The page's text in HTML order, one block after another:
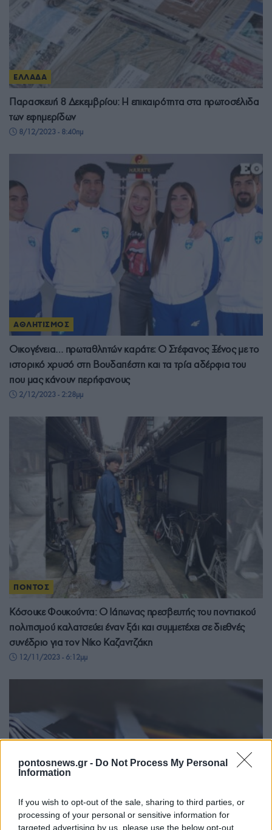
pontosnews.gr - Do Not Process My Personal
Information
If you wish to opt-out of the sale, sharing to third parties, or
processing of your personal or sensitive information for
targeted advertising by us, please use the below opt-out
ΕΛΛΑΔΑ
Παρασκευή 8 Δεκεμβρίου: Η επικαιρότητα στα πρωτοσέλιδα
των εφημερίδων
8/12/2023 - 8:40πμ
ΑΘΛΗΤΙΣΜΟΣ
Οικογένεια… πρωταθλητών καράτε: Ο Στέφανος Ξένος με το
ιστορικό χρυσό στη Βουδαπέστη και τα τρία αδέρφια του
που μας κάνουν περήφανους
2/12/2023 - 2:28μμ
ΠΟΝΤΟΣ
Κόσουκε Φουκούντα: Ο Ιάπωνας πρεσβευτής του ποντιακού
πολιτισμού καλατσεύει έναν ξάι και συμμετέχει σε διεθνές
συνέδριο για τον Νίκο Καζαντζάκη
12/11/2023 - 6:12μμ